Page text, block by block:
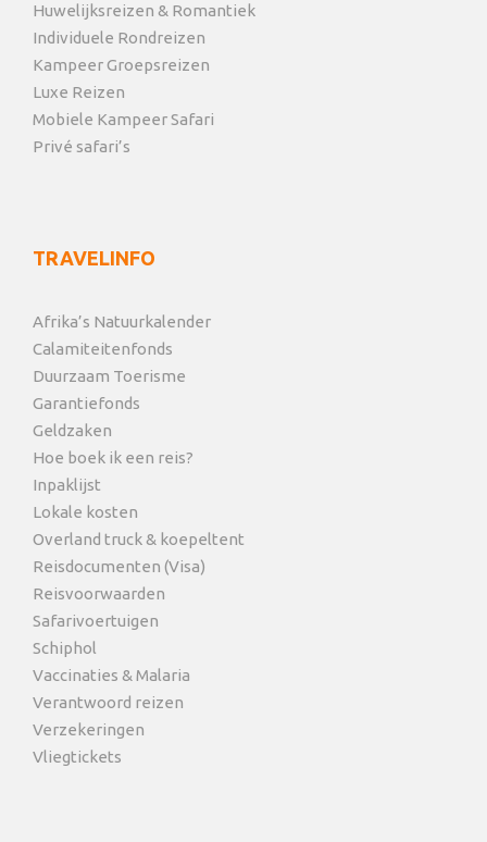
Huwelijksreizen & Romantiek
Individuele Rondreizen
Kampeer Groepsreizen
Luxe Reizen
Mobiele Kampeer Safari
Privé safari’s
TRAVELINFO
Afrika’s Natuurkalender
Calamiteitenfonds
Duurzaam Toerisme
Garantiefonds
Geldzaken
Hoe boek ik een reis?
Inpaklijst
Lokale kosten
Overland truck & koepeltent
Reisdocumenten (Visa)
Reisvoorwaarden
Safarivoertuigen
Schiphol
Vaccinaties & Malaria
Verantwoord reizen
Verzekeringen
Vliegtickets